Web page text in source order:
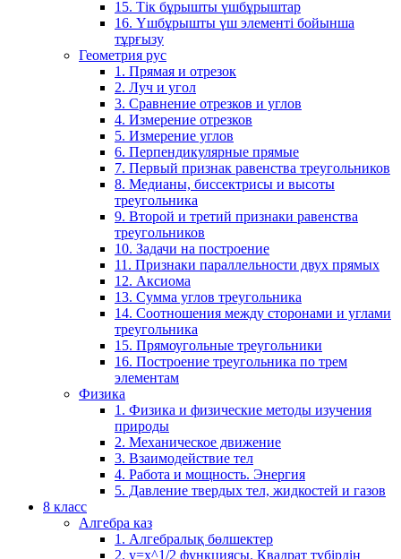
15. Тік бұрышты үшбұрыштар
16. Үшбұрышты үш элементі бойынша
тұрғызу
Геометрия рус
1. Прямая и отрезок
2. Луч и угол
3. Сравнение отрезков и углов
4. Измерение отрезков
5. Измерение углов
6. Перпендикулярные прямые
7. Первый признак равенства треугольников
8. Медианы, биссектрисы и высоты
треугольника
9. Второй и третий признаки равенства
треугольников
10. Задачи на построение
11. Признаки параллельности двух прямых
12. Аксиома
13. Сумма углов треугольника
14. Соотношения между сторонами и углами
треугольника
15. Прямоугольные треугольники
16. Построение треугольника по трем
элементам
Физика
1. Физика и физические методы изучения
природы
2. Механическое движение
3. Взаимодействие тел
4. Работа и мощность. Энергия
5. Давление твердых тел, жидкостей и газов
8 класс
Алгебра каз
1. Алгебралық бөлшектер
2. у=х^1/2 функциясы. Квадрат түбірдің